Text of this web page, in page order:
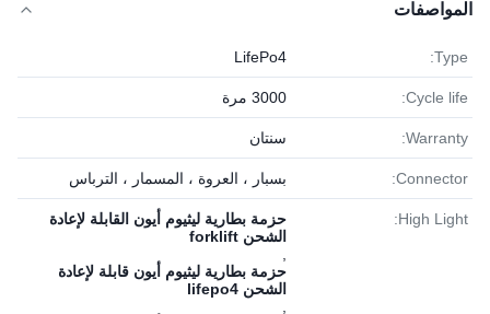
المواصفات
Type:
LifePo4
Cycle life: 3000 مرة
Warranty: سنتان
Connector: بسبار ، العروة ، المسمار ، الترباس
High Light:
حزمة بطارية ليثيوم أيون القابلة لإعادة
الشحن forklift
حزمة بطارية ليثيوم أيون قابلة لإعادة
الشحن lifepo4